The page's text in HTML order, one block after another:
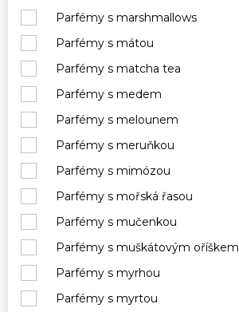
Parfémy s marshmallows
Parfémy s mátou
Parfémy s matcha tea
Parfémy s medem
Parfémy s melounem
Parfémy s meruňkou
Parfémy s mimózou
Parfémy s mořská řasou
Parfémy s mučenkou
Parfémy s muškátovým oříškem
Parfémy s myrhou
Parfémy s myrtou